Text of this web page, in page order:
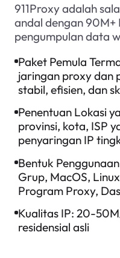
911Proxy adalah
andal dengan 90M+
pengumpulan data
Paket Pemula
jaringan proxy dan
stabil, efisien, dan
Penentuan Lokasi
provinsi, kota, ISP
penyaringan IP
Bentuk
Grup, MacOS,
Program Proxy,
Kualitas IP: 20-
residensial asli